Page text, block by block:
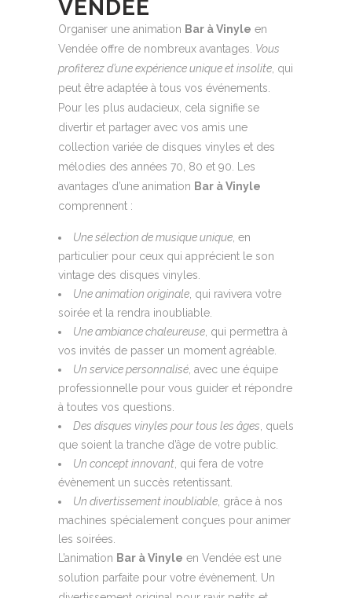
VENDÉE
Organiser une animation Bar à Vinyle en
Vendée offre de nombreux avantages. Vous
profiterez d’une expérience unique et insolite , qui
peut être adaptée à tous vos événements.
Pour les plus audacieux, cela signifie se
divertir et partager avec vos amis une
collection variée de disques vinyles et des
mélodies des années 70, 80 et 90. Les
avantages d’une animation Bar à Vinyle
comprennent :
Une sélection de musique unique , en
particulier pour ceux qui apprécient le son
vintage des disques vinyles.
Une animation originale , qui ravivera votre
soirée et la rendra inoubliable.
Une ambiance chaleureuse , qui permettra à
vos invités de passer un moment agréable.
Un service personnalisé , avec une équipe
professionnelle pour vous guider et répondre
à toutes vos questions.
Des disques vinyles pour tous les âges , quels
que soient la tranche d’âge de votre public.
Un concept innovant , qui fera de votre
évènement un succès retentissant.
Un divertissement inoubliable , grâce à nos
machines spécialement conçues pour animer
les soirées.
L’animation Bar à Vinyle en Vendée est une
solution parfaite pour votre évènement. Un